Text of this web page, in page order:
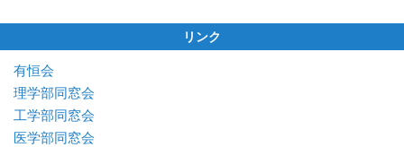
リンク
有恒会
理学部同窓会
工学部同窓会
医学部同窓会